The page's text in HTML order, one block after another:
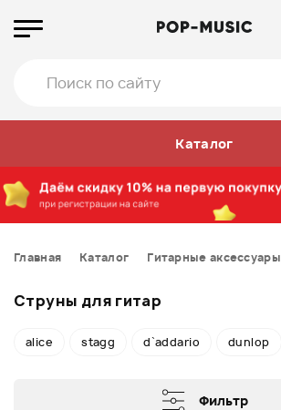
Каталог
Главная Каталог Гитарные аксессуары
Струны для гитар
alice stagg d`addario dunlop
Фильтр